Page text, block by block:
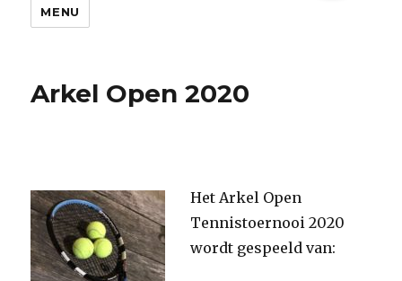
MENU
Arkel Open 2020
Het Arkel Open
Tennistoernooi 2020
wordt gespeeld van: